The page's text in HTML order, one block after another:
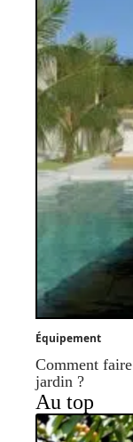
Équipement
Comment
jardin ?
Au top